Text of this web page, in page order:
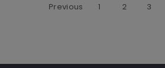
Previous 1 2 3